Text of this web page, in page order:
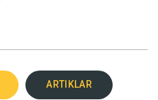
ARTIKLAR